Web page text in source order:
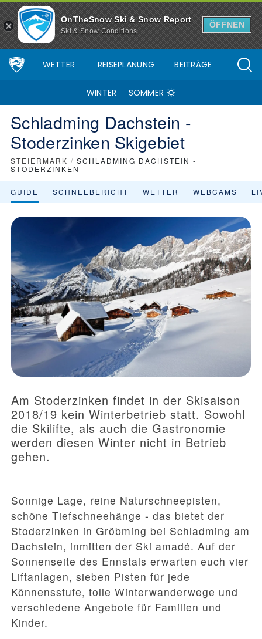
OnTheSnow Ski & Snow Report
Ski & Snow Conditions
ÖFFNEN
WETTER REISEPLANUNG BEITRÄGE
WINTER SOMMER
Schladming Dachstein -
Stoderzinken Skigebiet
STEIERMARK / SCHLADMING DACHSTEIN -
STODERZINKEN
GUIDE SCHNEEBERICHT WETTER WEBCAMS
Am Stoderzinken findet in der Skisaison
2018/19 kein Winterbetrieb statt. Sowohl
die Skilifte, als auch die Gastronomie
werden diesen Winter nicht in Betrieb
gehen.
Sonnige Lage, reine Naturschneepisten,
schöne Tiefschneehänge - das bietet der
Stoderzinken in Gröbming bei Schladming am
Dachstein, inmitten der Ski amadé. Auf der
Sonnenseite des Ennstals erwarten euch vier
Liftanlagen, sieben Pisten für jede
Könnensstufe, tolle Winterwanderwege und
verschiedene Angebote für Familien und
Kinder.